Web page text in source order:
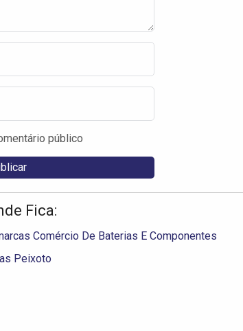
público
Fica:
Comércio De Baterias E Componentes
Peixoto